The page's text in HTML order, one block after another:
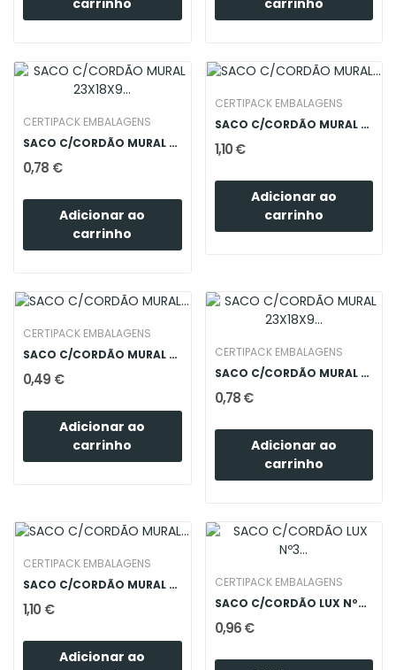
CERTIPACK EMBALAGENS
SACO C/CORDÃO MURAL 23X18X9 OURO
0,78 €
Adicionar ao
carrinho
CERTIPACK EMBALAGENS
SACO C/CORDÃO MURAL 31X26X12 OURO
1,10 €
Adicionar ao
carrinho
CERTIPACK EMBALAGENS
SACO C/CORDÃO MURAL 11.8X14.5X6 PRATA
0,49 €
Adicionar ao
carrinho
CERTIPACK EMBALAGENS
SACO C/CORDÃO MURAL 23X18X9 PRATA
0,78 €
Adicionar ao
carrinho
CERTIPACK EMBALAGENS
SACO C/CORDÃO MURAL 31X26X12 PRATA
1,10 €
Adicionar ao
CERTIPACK EMBALAGENS
SACO C/CORDÃO LUX Nº3 18X12X23 BR
0,96 €